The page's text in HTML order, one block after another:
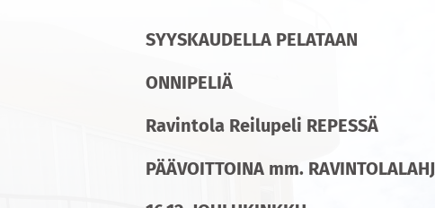
SYYSKAUDELLA PELATAAN
ONNIPELIÄ
Ravintola Reilupeli REPESSÄ
PÄÄVOITTOINA mm.